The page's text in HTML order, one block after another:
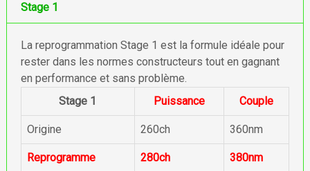
Stage 1
La reprogrammation Stage 1 est la formule idéale pour
rester dans les normes constructeurs tout en gagnant
en performance et sans problème.
Stage 1
Puissance Couple
Origine 260ch 360nm
Reprogramme 280ch 380nm